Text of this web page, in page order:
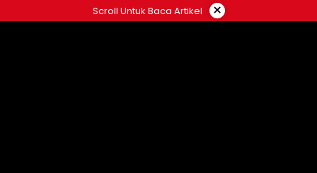
ke
Scroll Untuk Baca Artikel ×